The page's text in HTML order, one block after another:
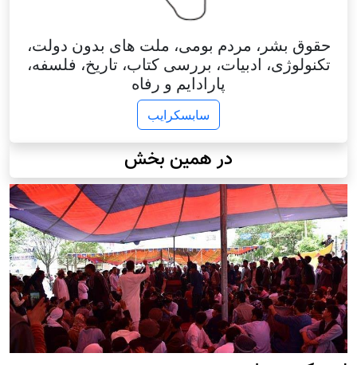
حقوق بشر، مردم بومی، ملت های بدون دولت،
تکنولوژی، ادبیات، بررسی کتاب، تاریخ، فلسفه،
پارادایم و رفاه
سابسکرایب
در همین بخش